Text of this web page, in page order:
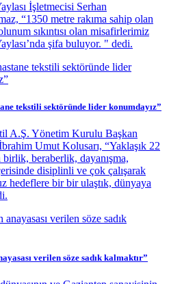
İşletmecisi Serhan
“1350 metre rakıma sahip olan
sıkıntısı olan misafirlerimiz
şifa buluyor. " dedi.
tekstili sektöründe lider konumdayız”
A.Ş. Yönetim Kurulu Başkan
İbrahim Umut Kolusarı, “Yaklaşık 22
birlik, beraberlik, dayanışma,
disiplinli ve çok çalışarak
hedeflere bir bir ulaştık, dünyaya
verilen söze sadık kalmaktır”